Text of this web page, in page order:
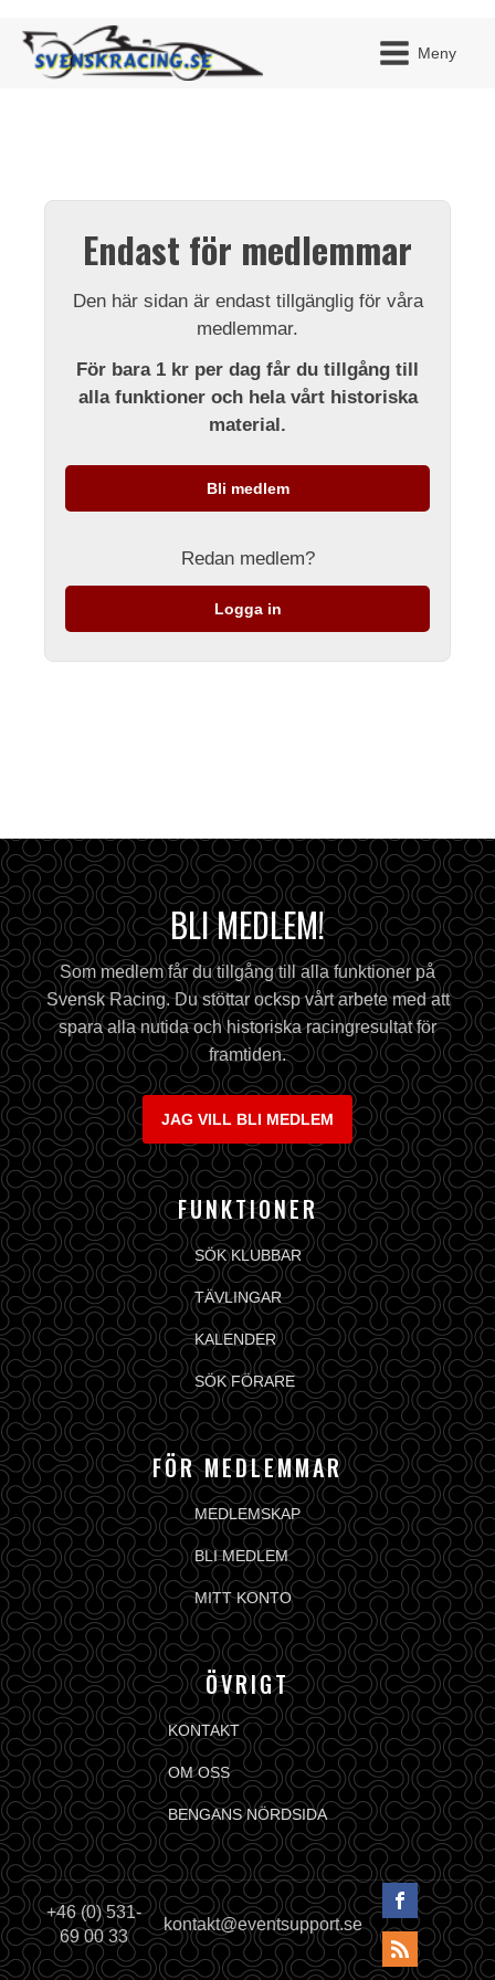
Meny
Endast för medlemmar
Den här sidan är endast tillgänglig för våra
medlemmar.
För bara 1 kr per dag får du tillgång till
alla funktioner och hela vårt historiska
material.
Bli medlem
Redan medlem?
Logga in
BLI MEDLEM!
Som medlem får du tillgång till alla funktioner på
Svensk Racing. Du stöttar ocksp vårt arbete med att
spara alla nutida och historiska racingresultat för
framtiden.
JAG VILL BLI MEDLEM
FUNKTIONER
SÖK KLUBBAR
TÄVLINGAR
KALENDER
SÖK FÖRARE
FÖR MEDLEMMAR
MEDLEMSKAP
BLI MEDLEM
MITT KONTO
ÖVRIGT
KONTAKT
OM OSS
BENGANS NÖRDSIDA
+46 (0) 531-
69 00 33
kontakt@eventsupport.se